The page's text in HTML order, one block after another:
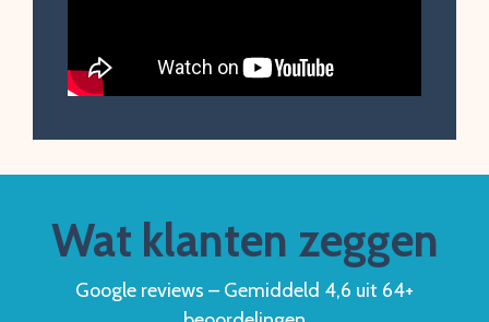
Wat klanten zeggen
Google reviews – Gemiddeld 4,6 uit 64+